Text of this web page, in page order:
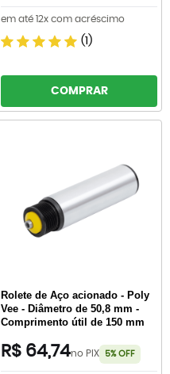
em até 12x com acréscimo
(1)
COMPRAR
Rolete de Aço acionado - Poly
Vee - Diâmetro de 50,8 mm -
Comprimento útil de 150 mm
R$ 64,74no PIX 5% OFF